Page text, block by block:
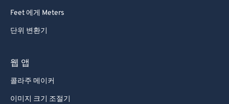
Feet 에게 Meters
단위 변환기
웹 앱
콜라주 메이커
이미지 크기 조절기